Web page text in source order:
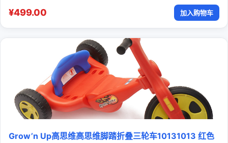
¥499.00 加入购物车
Grow’n Up高思维高思维脚踏折叠三轮车10131013 红色